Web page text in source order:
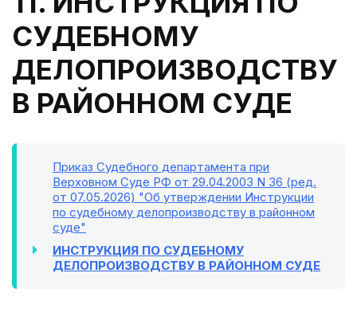
СУДЕБНОМУ
ДЕЛОПРОИЗВОДСТВУ
В РАЙОННОМ СУДЕ
Приказ Судебного департамента при
Верховном Суде РФ от 29.04.2003 N 36 (ред.
от 07.05.2026) "Об утверждении Инструкции
по судебному делопроизводству в районном
суде"
ИНСТРУКЦИЯ ПО СУДЕБНОМУ
ДЕЛОПРОИЗВОДСТВУ В РАЙОННОМ СУДЕ